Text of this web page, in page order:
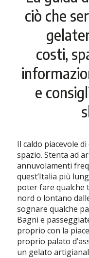
ciò che
costi,
e
Il caldo piacevole
spazio. Stenta ad
annuvolamenti
quest’Italia più
poter fare qualche
nord o lontano
sognare qualche
Bagni e
proprio con la
proprio palato
un gelato